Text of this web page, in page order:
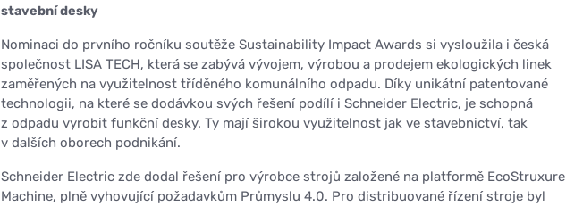
stavební desky
Nominaci do prvního ročníku soutěže Sustainability Impact Awards si vysloužila i česká
společnost LISA TECH, která se zabývá vývojem, výrobou a prodejem ekologických linek
zaměřených na využitelnost tříděného komunálního odpadu. Díky unikátní patentované
technologii, na které se dodávkou svých řešení podílí i Schneider Electric, je schopná
z odpadu vyrobit funkční desky. Ty mají širokou využitelnost jak ve stavebnictví, tak
v dalších oborech podnikání.
Schneider Electric zde dodal řešení pro výrobce strojů založené na platformě EcoStruxure
Machine, plně vyhovující požadavkům Průmyslu 4.0. Pro distribuované řízení stroje byl